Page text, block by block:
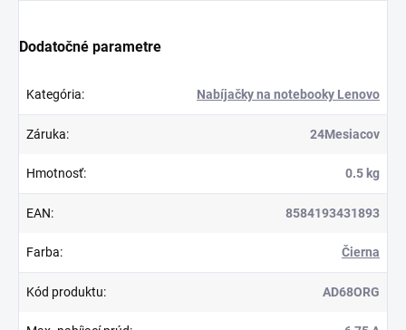
Dodatočné parametre
Kategória: Nabíjačky na notebooky Lenovo
Záruka: 24Mesiacov
Hmotnosť: 0.5 kg
EAN: 8584193431893
Farba: Čierna
Kód produktu: AD68ORG